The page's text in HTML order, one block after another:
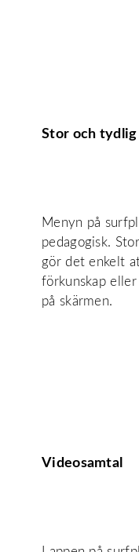
Stor och
Menyn på
pedagogisk.
gör det enkelt
förkunskap
på skärmen.
Videosamtal